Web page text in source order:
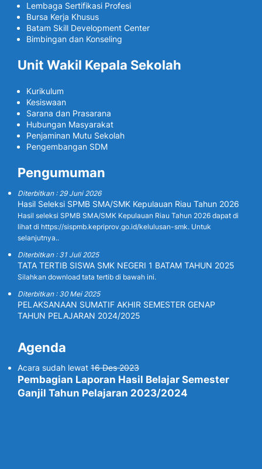
Lembaga Sertifikasi Profesi
Bursa Kerja Khusus
Batam Skill Development Center
Bimbingan dan Konseling
Unit Wakil Kepala Sekolah
Kurikulum
Kesiswaan
Sarana dan Prasarana
Hubungan Masyarakat
Penjaminan Mutu Sekolah
Pengembangan SDM
Pengumuman
Diterbitkan : 29 Juni 2026
Hasil Seleksi SPMB SMA/SMK Kepulauan Riau Tahun 2026
Hasil seleksi SPMB SMA/SMK Kepulauan Riau Tahun 2026 dapat di
lihat di https://sispmb.kepriprov.go.id/kelulusan-smk. Untuk
selanjutnya..
Diterbitkan : 31 Juli 2025
TATA TERTIB SISWA SMK NEGERI 1 BATAM TAHUN 2025
Silahkan download tata tertib di bawah ini.
Diterbitkan : 30 Mei 2025
PELAKSANAAN SUMATIF AKHIR SEMESTER GENAP
TAHUN PELAJARAN 2024/2025
Agenda
Acara sudah lewat 16 Des 2023
Pembagian Laporan Hasil Belajar Semester
Ganjil Tahun Pelajaran 2023/2024